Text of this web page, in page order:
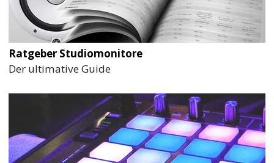
Ratgeber Studiomonitore
Der ultimative Guide